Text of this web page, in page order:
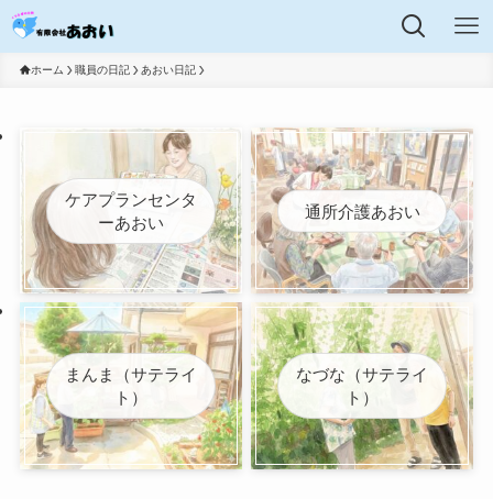
ホーム 職員の日記 あおい日記
ケアプランセンタ
ーあおい
通所介護あおい
まんま（サテライ
ト）
なづな（サテライ
ト）